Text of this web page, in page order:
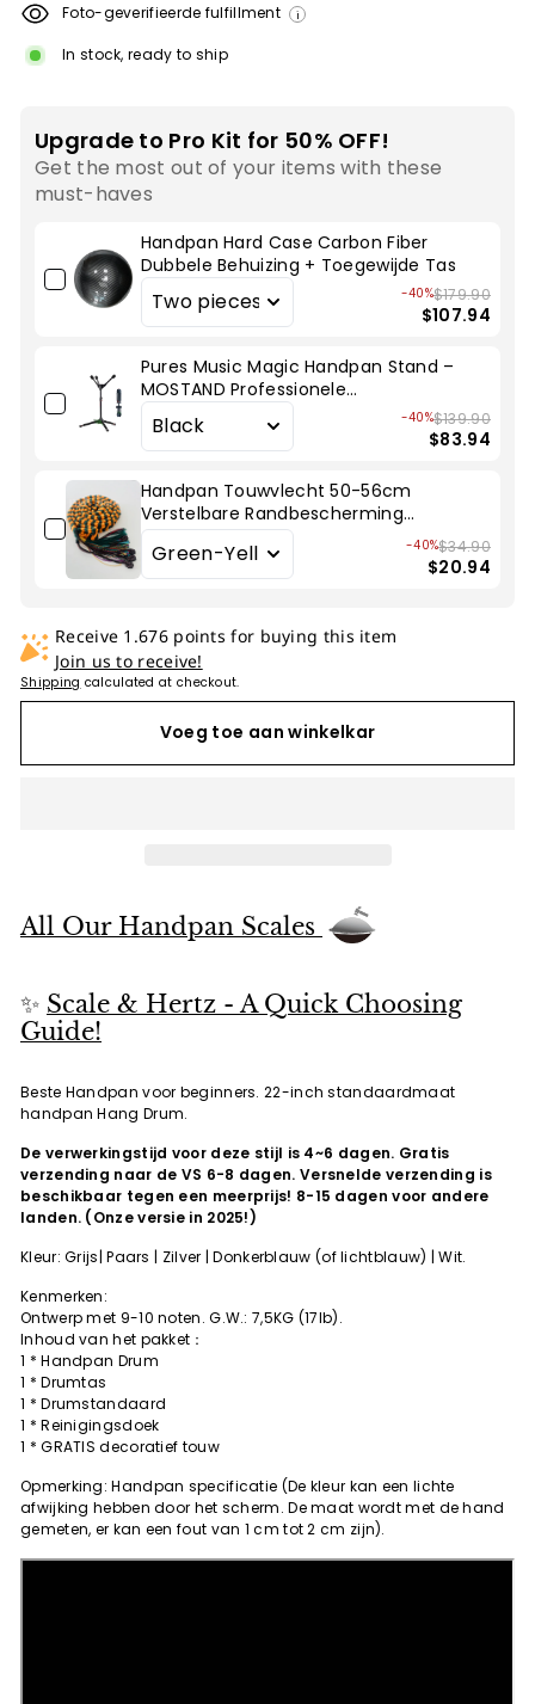
Foto-geverifieerde fulfillment i
In stock, ready to ship
Upgrade to Pro Kit for 50% OFF!
Get the most out of your items with these
must-haves
Handpan Hard Case Carbon Fiber
Dubbele Behuizing + Toegewijde Tas
-40%$179.90
$107.94
Pures Music Magic Handpan Stand –
MOSTAND Professionele
Podiumstandaard
-40%$139.90
$83.94
Handpan Touwvlecht 50-56cm
Verstelbare Randbescherming
Decoratie voor Hang Drum
-40%$34.90
$20.94
Receive 1.676 points for buying this item
Join us to receive!
Shipping calculated at checkout.
Voeg toe aan winkelkar
All Our Handpan Scales
✨ Scale & Hertz - A Quick Choosing
Guide!
Beste Handpan voor beginners. 22-inch standaardmaat
handpanHang Drum.
De verwerkingstijd voor deze stijl is 4~6 dagen. Gratis
verzending naar de VS 6-8 dagen. Versnelde verzending is
beschikbaar tegen een meerprijs! 8-15 dagen voor andere
landen. (Onze versie in 2025!)
Kleur: Grijs| Paars | Zilver |Donkerblauw (of lichtblauw) | Wit.
Kenmerken:
Ontwerp met 9-10 noten. G.W.: 7,5KG (17lb).
Inhoud van het pakket：
1 * Handpan Drum
1 * Drumtas
1 * Drumstandaard
1 * Reinigingsdoek
1 * GRATIS decoratief touw
Opmerking: Handpan specificatie (De kleur kan een lichte
afwijking hebben door het scherm. De maat wordt met de hand
gemeten, er kan een fout van 1 cm tot 2 cm zijn).